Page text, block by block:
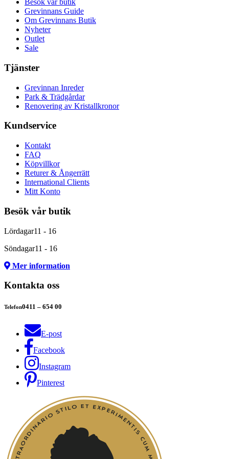
Besök vår butik
Grevinnans Guide
Om Grevinnans Butik
Nyheter
Outlet
Sale
Tjänster
Grevinnan Inreder
Park & Trädgårdar
Renovering av Kristallkronor
Kundservice
Kontakt
FAQ
Köpvillkor
Returer & Ångerrätt
International Clients
Mitt Konto
Besök vår butik
Lördagar11 - 16
Söndagar11 - 16
Mer information
Kontakta oss
Telefon0411 – 654 00
E-post
Facebook
Instagram
Pinterest